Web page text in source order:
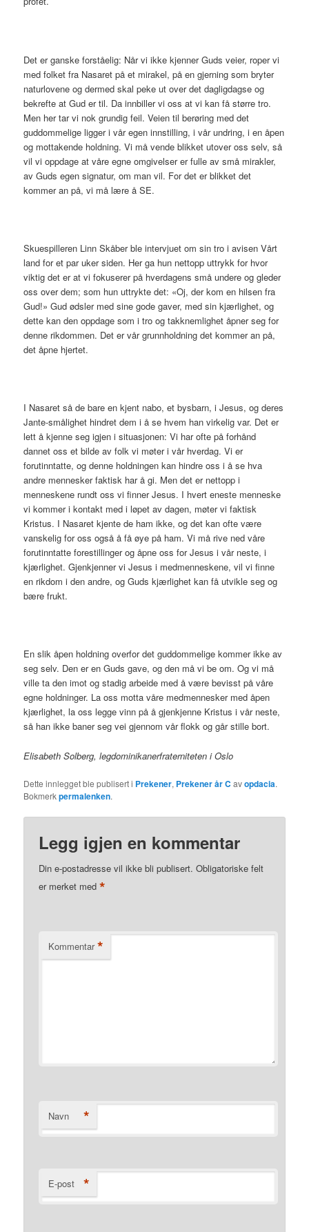
Det er ganske forståelig: Når vi ikke kjenner Guds veier, roper vi
med folket fra Nasaret på et mirakel, på en gjerning som bryter
naturlovene og dermed skal peke ut over det dagligdagse og
bekrefte at Gud er til. Da innbiller vi oss at vi kan få større tro.
Men her tar vi nok grundig feil. Veien til berøring med det
guddommelige ligger i vår egen innstilling, i vår undring, i en åpen
og mottakende holdning. Vi må vende blikket utover oss selv, så
vil vi oppdage at våre egne omgivelser er fulle av små mirakler,
av Guds egen signatur, om man vil. For det er blikket det
kommer an på, vi må lære å SE.
Skuespilleren Linn Skåber ble intervjuet om sin tro i avisen Vårt
land for et par uker siden. Her ga hun nettopp uttrykk for hvor
viktig det er at vi fokuserer på hverdagens små undere og gleder
oss over dem; som hun uttrykte det: «Oj, der kom en hilsen fra
Gud!» Gud ødsler med sine gode gaver, med sin kjærlighet, og
dette kan den oppdage som i tro og takknemlighet åpner seg for
denne rikdommen. Det er vår grunnholdning det kommer an på,
det åpne hjertet.
I Nasaret så de bare en kjent nabo, et bysbarn, i Jesus, og deres
Jante-smålighet hindret dem i å se hvem han virkelig var. Det er
lett å kjenne seg igjen i situasjonen: Vi har ofte på forhånd
dannet oss et bilde av folk vi møter i vår hverdag. Vi er
forutinntatte, og denne holdningen kan hindre oss i å se hva
andre mennesker faktisk har å gi. Men det er nettopp i
menneskene rundt oss vi finner Jesus. I hvert eneste menneske
vi kommer i kontakt med i løpet av dagen, møter vi faktisk
Kristus. I Nasaret kjente de ham ikke, og det kan ofte være
vanskelig for oss også å få øye på ham. Vi må rive ned våre
forutinntatte forestillinger og åpne oss for Jesus i vår neste, i
kjærlighet. Gjenkjenner vi Jesus i medmenneskene, vil vi finne
en rikdom i den andre, og Guds kjærlighet kan få utvikle seg og
bære frukt.
En slik åpen holdning overfor det guddommelige kommer ikke av
seg selv. Den er en Guds gave, og den må vi be om. Og vi må
ville ta den imot og stadig arbeide med å være bevisst på våre
egne holdninger. La oss motta våre medmennesker med åpen
kjærlighet, la oss legge vinn på å gjenkjenne Kristus i vår neste,
så han ikke baner seg vei gjennom vår flokk og går stille bort.
Elisabeth Solberg, legdominikanerfraterniteten i Oslo
Dette innlegget ble publisert i Prekener, Prekener år C avopdacia.
Bokmerkpermalenken.
Legg igjen en kommentar
Din e-postadresse vil ikke bli publisert. Obligatoriske felt
er merket med*
Kommentar *
Navn *
E-post *